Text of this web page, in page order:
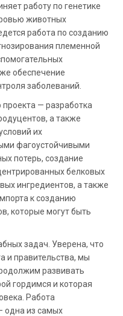
работу по генетике
животных
работа по созданию
племенной
обеспечение
заболеваний.
— разработка
а также
их
фагоустойчивыми
потерь, создание
белковых
ингредиентов, а также
к созданию
которые могут быть
задач. Уверена, что
и правительства, мы
развивать
гордимся и которая
Работа
одна из самых